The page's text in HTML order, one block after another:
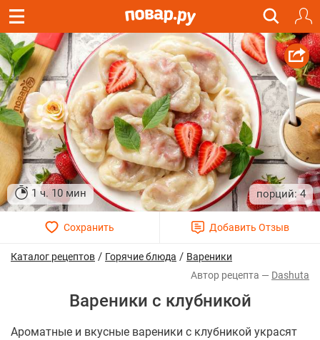
1 ч. 10 мин 4
Каталог рецептов / Горячие блюда / Вареники
Dashuta
Вареники с клубникой
Ароматные и вкусные вареники с клубникой украсят